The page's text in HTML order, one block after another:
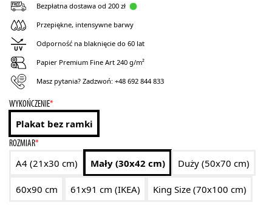
Bezpłatna dostawa od 200 zł
Przepiękne, intensywne barwy
Odporność na blaknięcie do 60 lat
Papier Premium Fine Art 240 g/m²
Masz pytania? Zadzwoń: +48 692 844 833
*
WYKOŃCZENIE
Plakat bez ramki
*
ROZMIAR
A4 (21x30 cm) Mały (30x42 cm) Duży (50x70 cm)
60x90 cm 61x91 cm (IKEA) King Size (70x100 cm)